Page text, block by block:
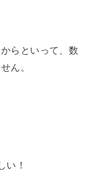
らといって、数
ん。
い！